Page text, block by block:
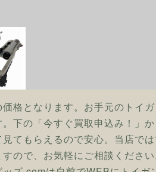
格となります。お手元のトイ
下の「今すぐ買取申込み！」か
てもらえるので安心。当店で
ので、お気軽にご相談ください